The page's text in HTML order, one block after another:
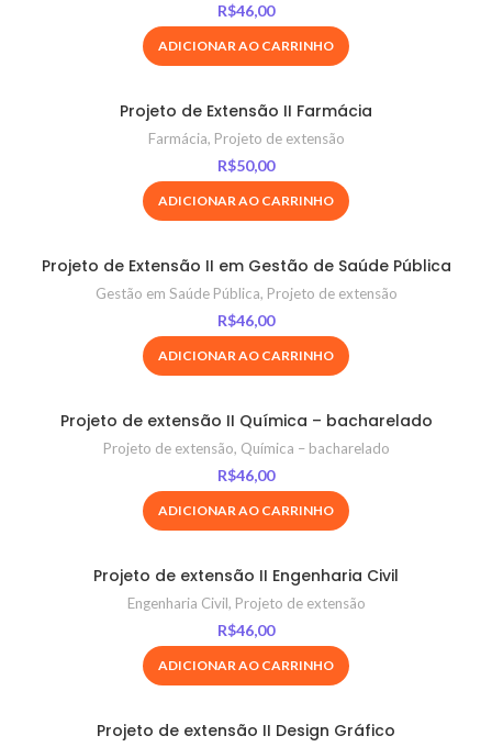
R$46,00
ADICIONAR AO CARRINHO
Projeto de Extensão II Farmácia
Farmácia, Projeto de extensão
R$50,00
ADICIONAR AO CARRINHO
Projeto de Extensão II em Gestão de Saúde Pública
Gestão em Saúde Pública, Projeto de extensão
R$46,00
ADICIONAR AO CARRINHO
Projeto de extensão II Química – bacharelado
Projeto de extensão, Química – bacharelado
R$46,00
ADICIONAR AO CARRINHO
Projeto de extensão II Engenharia Civil
Engenharia Civil, Projeto de extensão
R$46,00
ADICIONAR AO CARRINHO
Projeto de extensão II Design Gráfico